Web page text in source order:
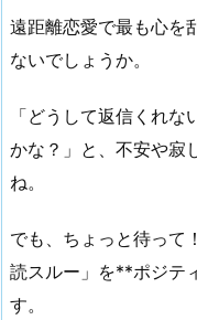
遠距離恋愛で最も心を
ないでしょうか。
「どうして返信くれ
かな？」と、不安や寂
ね。
でも、ちょっと待って
読スルー」を**ポジテ
す。